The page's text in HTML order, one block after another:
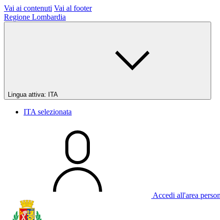
Vai ai contenuti Vai al footer
Regione Lombardia
Lingua attiva: ITA
ITA selezionata
Accedi all'area